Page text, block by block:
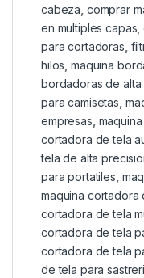
cabeza comprar
en multiples capas ,
para cortadoras
hilos ,maquina
bordadoras de
para camisetas
empresas
cortadora de tela
tela de alta
para portatiles
maquina cortadora
cortadora de tela
cortadora de tela
cortadora de tela
de tela para